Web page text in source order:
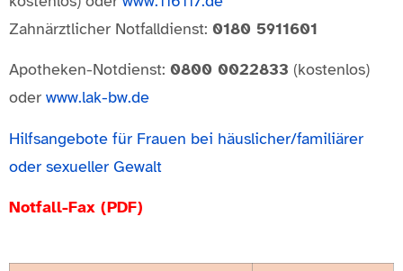
Zahnärztlicher Notfalldienst: 0180 5911601
Apotheken-Notdienst: 0800 0022833 (kostenlos)
oder www.lak-bw.de
Hilfsangebote für Frauen bei häuslicher/familiärer
oder sexueller Gewalt
Notfall-Fax (PDF)